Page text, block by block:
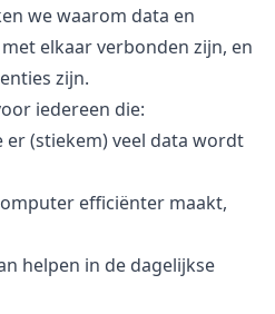
we waarom data en
elkaar verbonden zijn, en
zijn.
iedereen die:
(stiekem) veel data wordt
efficiënter maakt,
helpen in de dagelijkse